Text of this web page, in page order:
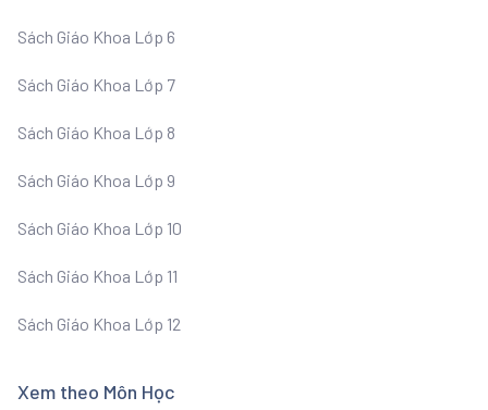
Sách Giáo Khoa Lớp 6
Sách Giáo Khoa Lớp 7
Sách Giáo Khoa Lớp 8
Sách Giáo Khoa Lớp 9
Sách Giáo Khoa Lớp 10
Sách Giáo Khoa Lớp 11
Sách Giáo Khoa Lớp 12
Xem theo Môn Học